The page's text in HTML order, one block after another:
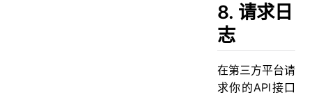
8. 请求日
志
在第三方平台请
求你的API接口